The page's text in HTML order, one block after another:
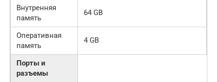
Внутренняя
память
64 GB
Оперативная
память
4 GB
Порты и
разъемы